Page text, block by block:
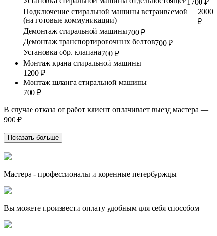
1700 ₽
Подключение стиральной машины встраиваемой
(на готовые коммуникации)
2000
₽
Демонтаж стиральной машины700 ₽
Демонтаж транспортировочных болтов700 ₽
Установка обр. клапана700 ₽
Монтаж крана стиральной машины
1200 ₽
Монтаж шланга стиральной машины
700 ₽
В случае отказа от работ клиент оплачивает выезд мастера —
900 ₽
Показать больше
Мастера - профессионалы и коренные петербуржцы
Вы можете произвести оплату удобным для себя способом